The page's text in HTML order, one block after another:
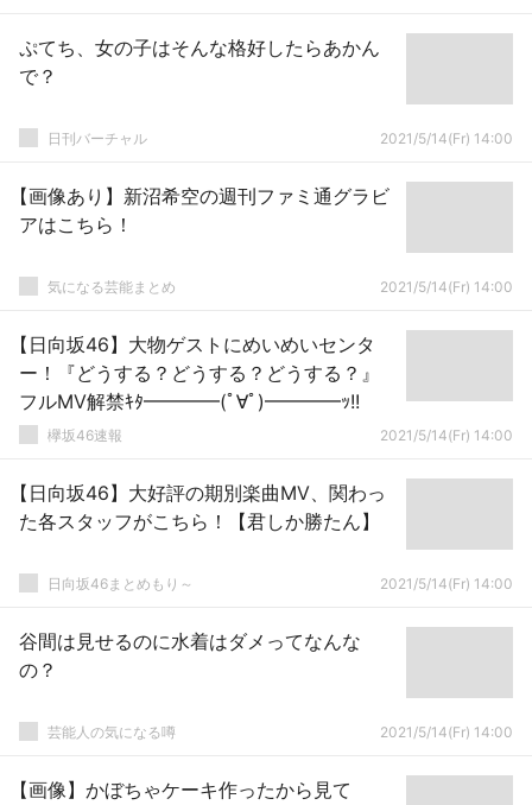
ぷてち、女の子はそんな格好したらあかん
で？
日刊バーチャル 2021/5/14(Fr) 14:00
【画像あり】新沼希空の週刊ファミ通グラビ
アはこちら！
気になる芸能まとめ 2021/5/14(Fr) 14:00
【日向坂46】大物ゲストにめいめいセンタ
ー！『どうする？どうする？どうする？』
フルMV解禁ｷﾀ━━━━(ﾟ∀ﾟ)━━━━ｯ!!
欅坂46速報 2021/5/14(Fr) 14:00
【日向坂46】大好評の期別楽曲MV、関わっ
た各スタッフがこちら！【君しか勝たん】
日向坂46まとめもり～ 2021/5/14(Fr) 14:00
谷間は見せるのに水着はダメってなんな
の？
芸能人の気になる噂 2021/5/14(Fr) 14:00
【画像】かぼちゃケーキ作ったから見て